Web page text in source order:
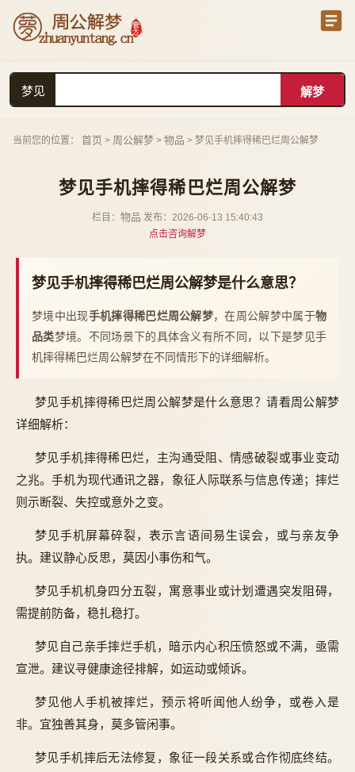
梦见
当前您的位置： 首页 > 周公解梦 > 物品 > 梦见手机摔得稀巴烂周公解梦
梦见手机摔得稀巴烂周公解梦
栏目： 物品 发布：2026-06-13 15:40:43
点击咨询解梦
梦见手机摔得稀巴烂周公解梦是什么意思？
梦境中出现手机摔得稀巴烂周公解梦，在周公解梦中属于物
品类梦境。不同场景下的具体含义有所不同，以下是梦见手
机摔得稀巴烂周公解梦在不同情形下的详细解析。
梦见手机摔得稀巴烂周公解梦是什么意思？请看周公解梦
详细解析：
梦见手机摔得稀巴烂，主沟通受阻、情感破裂或事业变动
之兆。手机为现代通讯之器，象征人际联系与信息传递；摔烂
则示断裂、失控或意外之变。
梦见手机屏幕碎裂，表示言语间易生误会，或与亲友争
执。建议静心反思，莫因小事伤和气。
梦见手机机身四分五裂，寓意事业或计划遭遇突发阻碍，
需提前防备，稳扎稳打。
梦见自己亲手摔烂手机，暗示内心积压愤怒或不满，亟需
宣泄。建议寻健康途径排解，如运动或倾诉。
梦见他人手机被摔烂，预示将听闻他人纷争，或卷入是
非。宜独善其身，莫多管闲事。
梦见手机摔后无法修复，象征一段关系或合作彻底终结。